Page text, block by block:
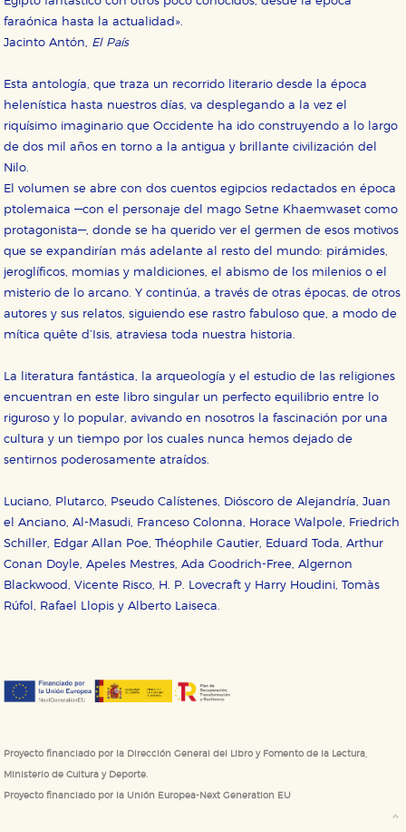
faraónica hasta la actualidad».
Jacinto Antón, El País
Esta antología, que traza un recorrido literario desde la época
helenística hasta nuestros días, va desplegando a la vez el
riquísimo imaginario que Occidente ha ido construyendo a lo largo
de dos mil años en torno a la antigua y brillante civilización del
Nilo.
El volumen se abre con dos cuentos egipcios redactados en época
ptolemaica —con el personaje del mago Setne Khaemwaset como
protagonista—, donde se ha querido ver el germen de esos motivos
que se expandirían más adelante al resto del mundo: pirámides,
jeroglíficos, momias y maldiciones, el abismo de los milenios o el
misterio de lo arcano. Y continúa, a través de otras épocas, de otros
autores y sus relatos, siguiendo ese rastro fabuloso que, a modo de
mítica quête d’Isis, atraviesa toda nuestra historia.
La literatura fantástica, la arqueología y el estudio de las religiones
encuentran en este libro singular un perfecto equilibrio entre lo
riguroso y lo popular, avivando en nosotros la fascinación por una
cultura y un tiempo por los cuales nunca hemos dejado de
sentirnos poderosamente atraídos.
Luciano, Plutarco, Pseudo Calístenes, Dióscoro de Alejandría, Juan
el Anciano, Al-Masudi, Franceso Colonna, Horace Walpole, Friedrich
Schiller, Edgar Allan Poe, Théophile Gautier, Eduard Toda, Arthur
Conan Doyle, Apeles Mestres, Ada Goodrich-Free, Algernon
Blackwood, Vicente Risco, H. P. Lovecraft y Harry Houdini, Tomàs
Rúfol, Rafael Llopis y Alberto Laiseca.
Proyecto financiado por la Dirección General del Libro y Fomento de la Lectura,
Ministerio de Cultura y Deporte.
Proyecto financiado por la Unión Europea-Next Generation EU